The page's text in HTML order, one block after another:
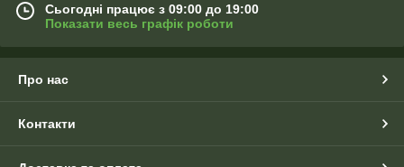
Сьогодні працює з 09:00 до 19:00
Показати весь графік роботи
Про нас
Контакти